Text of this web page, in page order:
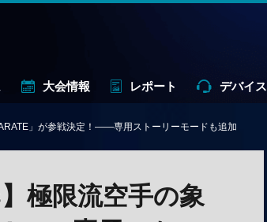
大会情報 レポート デバイス
」が参戦決定！——専用ストーリーモードも追加
極限流空手の象